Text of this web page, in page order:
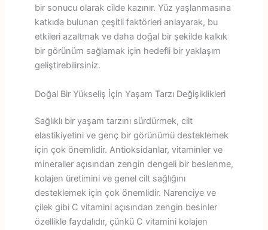
bir sonucu olarak cilde kazınır. Yüz yaşlanmasına
katkıda bulunan çeşitli faktörleri anlayarak, bu
etkileri azaltmak ve daha doğal bir şekilde kalkık
bir görünüm sağlamak için hedefli bir yaklaşım
geliştirebilirsiniz.
Doğal Bir Yükseliş İçin Yaşam Tarzı Değişiklikleri
Sağlıklı bir yaşam tarzını sürdürmek, cilt
elastikiyetini ve genç bir görünümü desteklemek
için çok önemlidir. Antioksidanlar, vitaminler ve
mineraller açısından zengin dengeli bir beslenme,
kolajen üretimini ve genel cilt sağlığını
desteklemek için çok önemlidir. Narenciye ve
çilek gibi C vitamini açısından zengin besinler
özellikle faydalıdır, çünkü C vitamini kolajen